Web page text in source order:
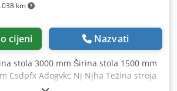
km
cijeni Nazvati
stola 3000 mm Širina stola 1500 mm
Csdpfx Adogvkc Nj Njha Težina stroja
stol 750 3000x1500x200 mm,